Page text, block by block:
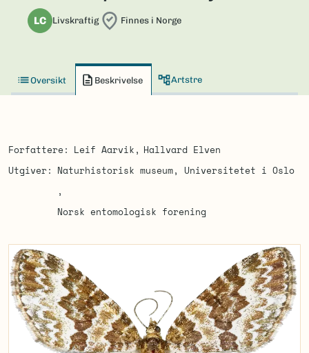
LC Livskraftig Finnes i Norge
Oversikt Beskrivelse Artstre
Forfattere Leif Aarvik
Hallvard Elven
Utgiver
Naturhistorisk museum, Universitetet i Oslo
Norsk entomologisk forening